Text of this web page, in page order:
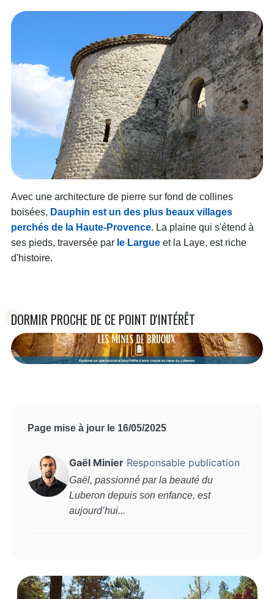
Avec une architecture de pierre sur fond de collines
boisées, Dauphin est un des plus beaux villages
perchés de la Haute-Provence. La plaine qui s'étend à
ses pieds, traversée par le Largueet la Laye, est riche
d'histoire.
DORMIR PROCHE DE CE POINT D'INTÉRÊT
Page mise à jour le 16/05/2025
Gaël Minier Responsable publication
Gaël, passionné par la beauté du
Luberon depuis son enfance, est
aujourd’hui...